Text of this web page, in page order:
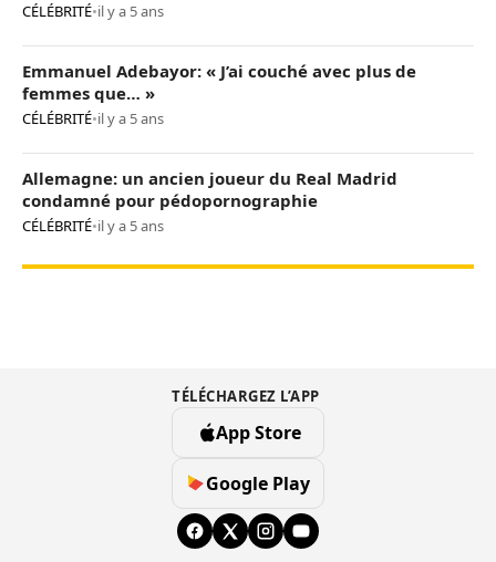
CÉLÉBRITÉ•il y a 5 ans
Emmanuel Adebayor: « J’ai couché avec plus de
femmes que… »
CÉLÉBRITÉ•il y a 5 ans
Allemagne: un ancien joueur du Real Madrid
condamné pour pédopornographie
CÉLÉBRITÉ•il y a 5 ans
TÉLÉCHARGEZ L’APP
App Store
Google Play